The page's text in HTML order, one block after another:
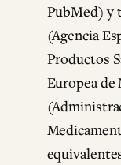
PubMed) y
(Agencia
Productos
Europea de